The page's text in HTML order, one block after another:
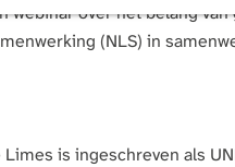
webinar over het belang
(NLS) in
is ingeschreven als